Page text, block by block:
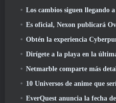
Los cambios siguen llegando a
Es oficial, Nexon publicará
Obtén la experiencia Cyberpunk, Completo con
Dirígete a la playa en la
Netmarble comparte más detalles sobre el próximo juego de
10 Universos de anime que
EverQuest anuncia la fecha de apertura del segundo